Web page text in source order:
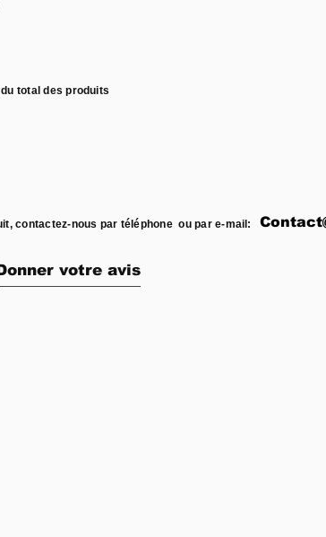
total des produits
contactez-nous par téléphone ou par e-mail:
votre avis